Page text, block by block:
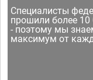
Специалисты
прошили более
- поэтому мы
максимум от